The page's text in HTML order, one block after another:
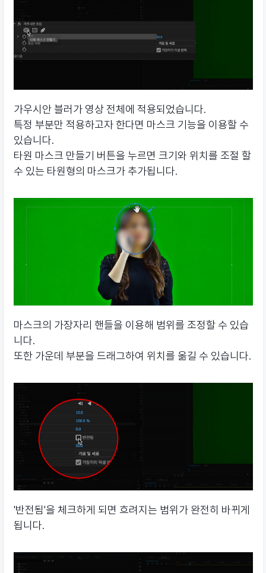
가우시안 블러가 영상 전체에 적용되었습니다.
특정 부분만 적용하고자 한다면 마스크 기능을 이용할 수
있습니다.
타원 마스크 만들기 버튼을 누르면 크기와 위치를 조절 할
수 있는 타원형의 마스크가 추가됩니다.
마스크의 가장자리 핸들을 이용해 범위를 조정할 수 있습
니다.
또한 가운데 부분을 드래그하여 위치를 옮길 수 있습니다.
'반전됨'을 체크하게 되면 흐려지는 범위가 완전히 바뀌게
됩니다.